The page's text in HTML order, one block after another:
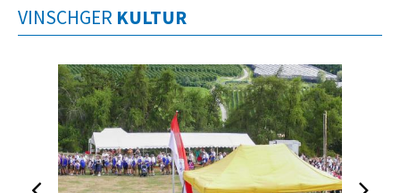
VINSCHGER KULTUR